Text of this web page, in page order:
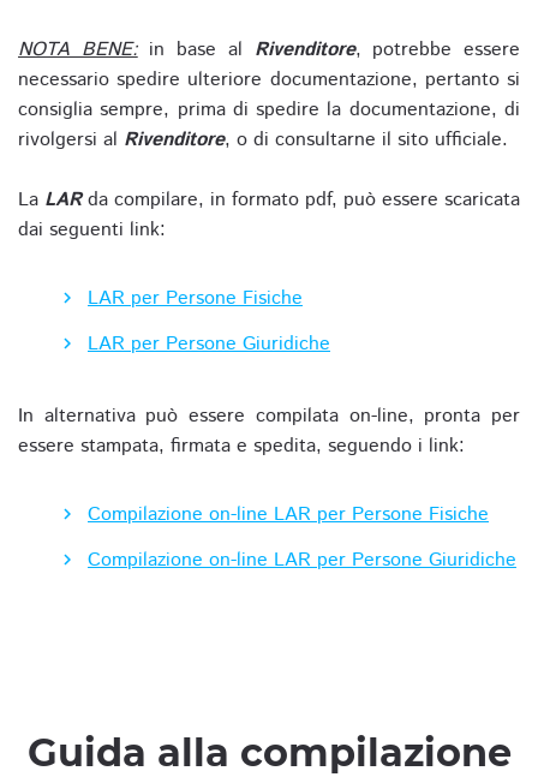
NOTA BENE:in base al Rivenditore, potrebbe essere
necessario spedire ulteriore documentazione, pertanto si
consiglia sempre, prima di spedire la documentazione, di
rivolgersi al Rivenditore, o di consultarne il sito ufficiale.
La LARda compilare, in formato pdf, può essere scaricata
dai seguenti link:
LAR per Persone Fisiche
LAR per Persone Giuridiche
In alternativa può essere compilata on-line, pronta per
essere stampata, firmata e spedita, seguendo i link:
Compilazione on-line LAR per Persone Fisiche
Compilazione on-line LAR per Persone Giuridiche
Guida alla compilazione